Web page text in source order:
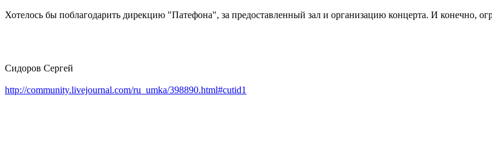
Хотелось бы поблагодарить дирекцию "Патефона", за предоставленный зал и организацию концерта. И конечно,
Сидоров Сергей
http://community.livejournal.com/ru_umka/398890.html#cutid1